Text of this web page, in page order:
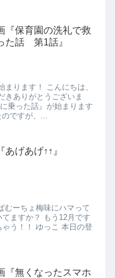
『保育園の洗礼で救
た話 第1話』
まります！ こんにちは、
きありがとうございま
乗った話』が始まります
ですが、...
げあげ↑↑』
むーちょ梅味にハマって
ますか？ もう12月です
う！！ ゆっこ 本日の登
『無くなったスマホ